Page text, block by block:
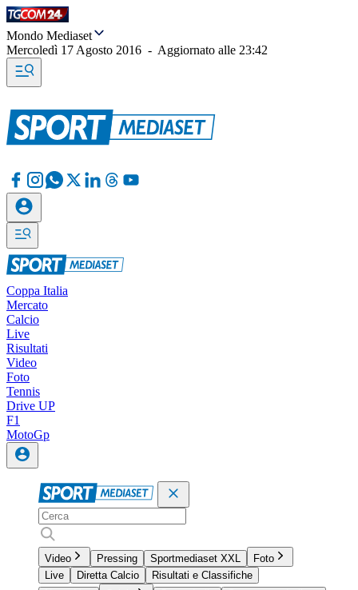
Mondo Mediaset
Mercoledì 17 Agosto 2016 - Aggiornato alle 23:42
Coppa Italia
Mercato
Calcio
Live
Risultati
Video
Foto
Tennis
Drive UP
F1
MotoGp
Video Pressing Sportmediaset XXL
Foto
Live
Diretta Calcio
Risultati e Classifiche